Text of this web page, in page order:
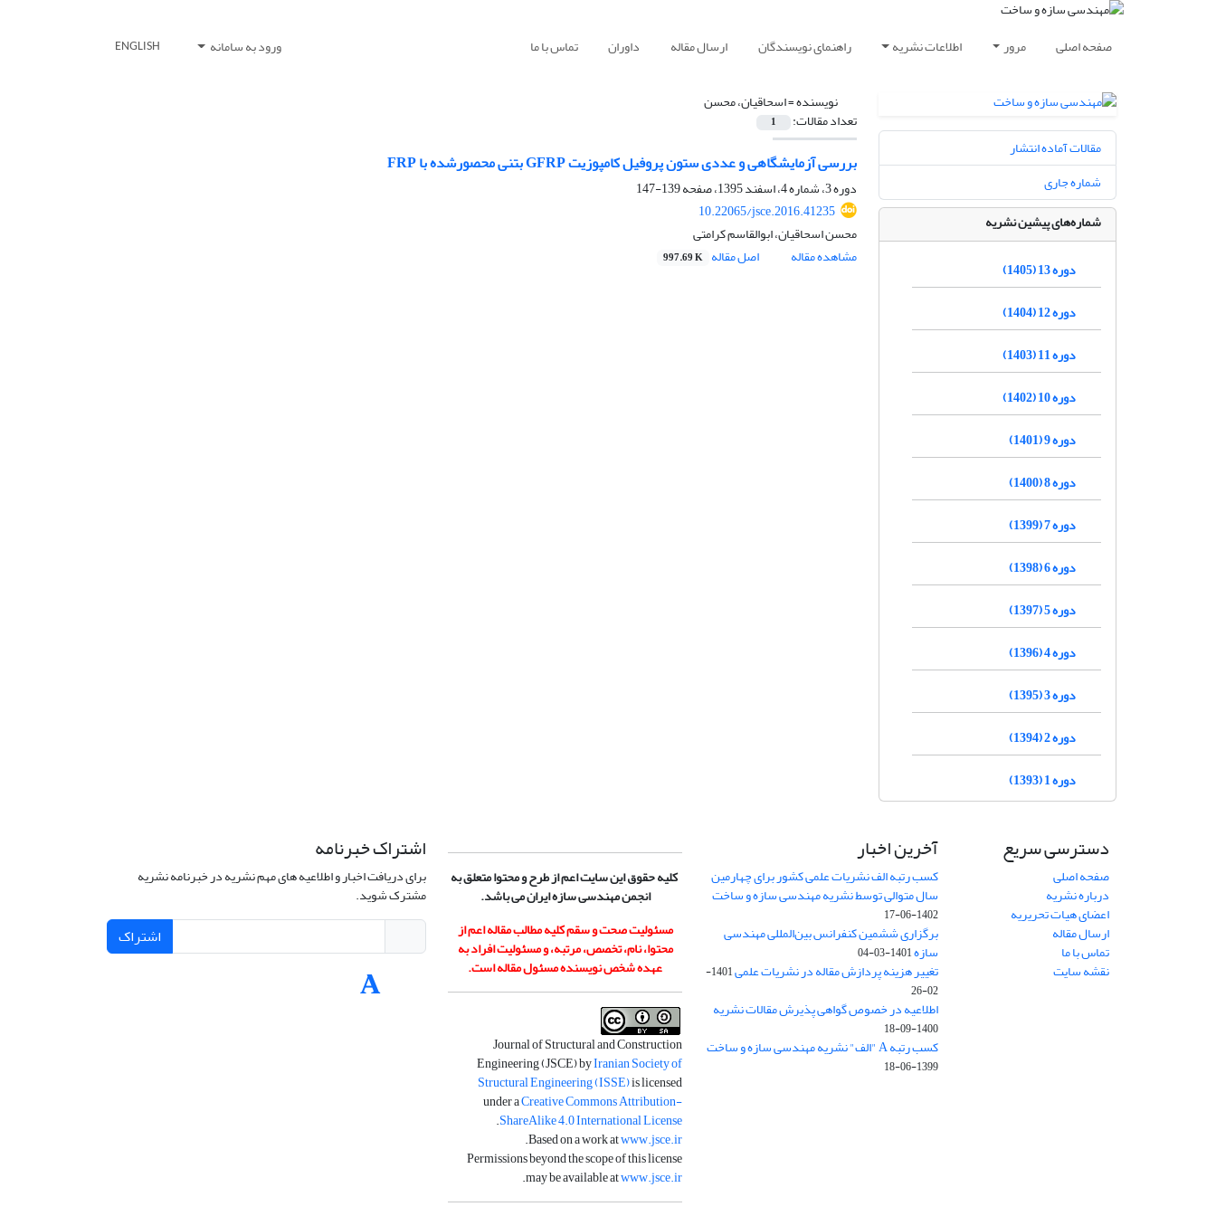
صفحه اصلی مرور اطلاعات نشریه راهنمای نویسندگان ارسال مقاله داوران تماس با ما ورود به سامانه ENGLISH
نویسنده =اسحاقیان، محسن
تعداد مقالات: 1
بررسی آزمایشگاهی و عددی ستون پروفیل کامپوزیت GFRP بتنی محصورشده با FRP
دوره 3، شماره 4، اسفند 1395، صفحه
139-147
10.22065/jsce.2016.41235
محسن اسحاقیان، ابوالقاسم کرامتی
مشاهده مقاله
اصل مقاله 997.69 K
مقالات آماده انتشار
شماره جاری
شماره‌های پیشین نشریه
دوره 13 (1405)
دوره 12 (1404)
دوره 11 (1403)
دوره 10 (1402)
دوره 9 (1401)
دوره 8 (1400)
دوره 7 (1399)
دوره 6 (1398)
دوره 5 (1397)
دوره 4 (1396)
دوره 3 (1395)
دوره 2 (1394)
دوره 1 (1393)
دسترسی سریع
صفحه اصلی
درباره نشریه
اعضای هیات تحریریه
ارسال مقاله
تماس با ما
نقشه سایت
آخرین اخبار
کسب رتبه الف نشریات علمی کشور برای چهارمین
سال متوالی توسط نشریه مهندسی سازه و ساخت
1402-06-17
برگزاری ششمین کنفرانس بین‌المللی مهندسی
سازه1401-03-04
تغییر هزینه پردازش مقاله در نشریات علمی
1401-
02-26
اطلاعیه در خصوص گواهی پذیرش مقالات نشریه
1400-09-18
کسب رتبه A "الف" نشریه مهندسی سازه و ساخت
1399-06-18
کلیه حقوق این سایت اعم از طرح و محتوا متعلق به
انجمن مهندسی سازه ایران می باشد.
مسئولیت صحت و سقم کلیه مطالب مقاله اعم از
محتوا، نام، تخصص، مرتبه، و مسئولیت افراد به
عهده شخص نویسنده مسئول مقاله است.
Journal of Structural and Construction
Engineering (JSCE) byIranian Society of
Structural Engineering (ISSE)is licensed
under aCreative Commons Attribution-
ShareAlike 4.0 International License
.
Based on a work atwww.jsce.ir
.
Permissions beyond the scope of this license
may be available atwww.jsce.ir
.
اشتراک خبرنامه
برای دریافت اخبار و اطلاعیه های مهم نشریه در خبرنامه نشریه
مشترک شوید.
اشتراک